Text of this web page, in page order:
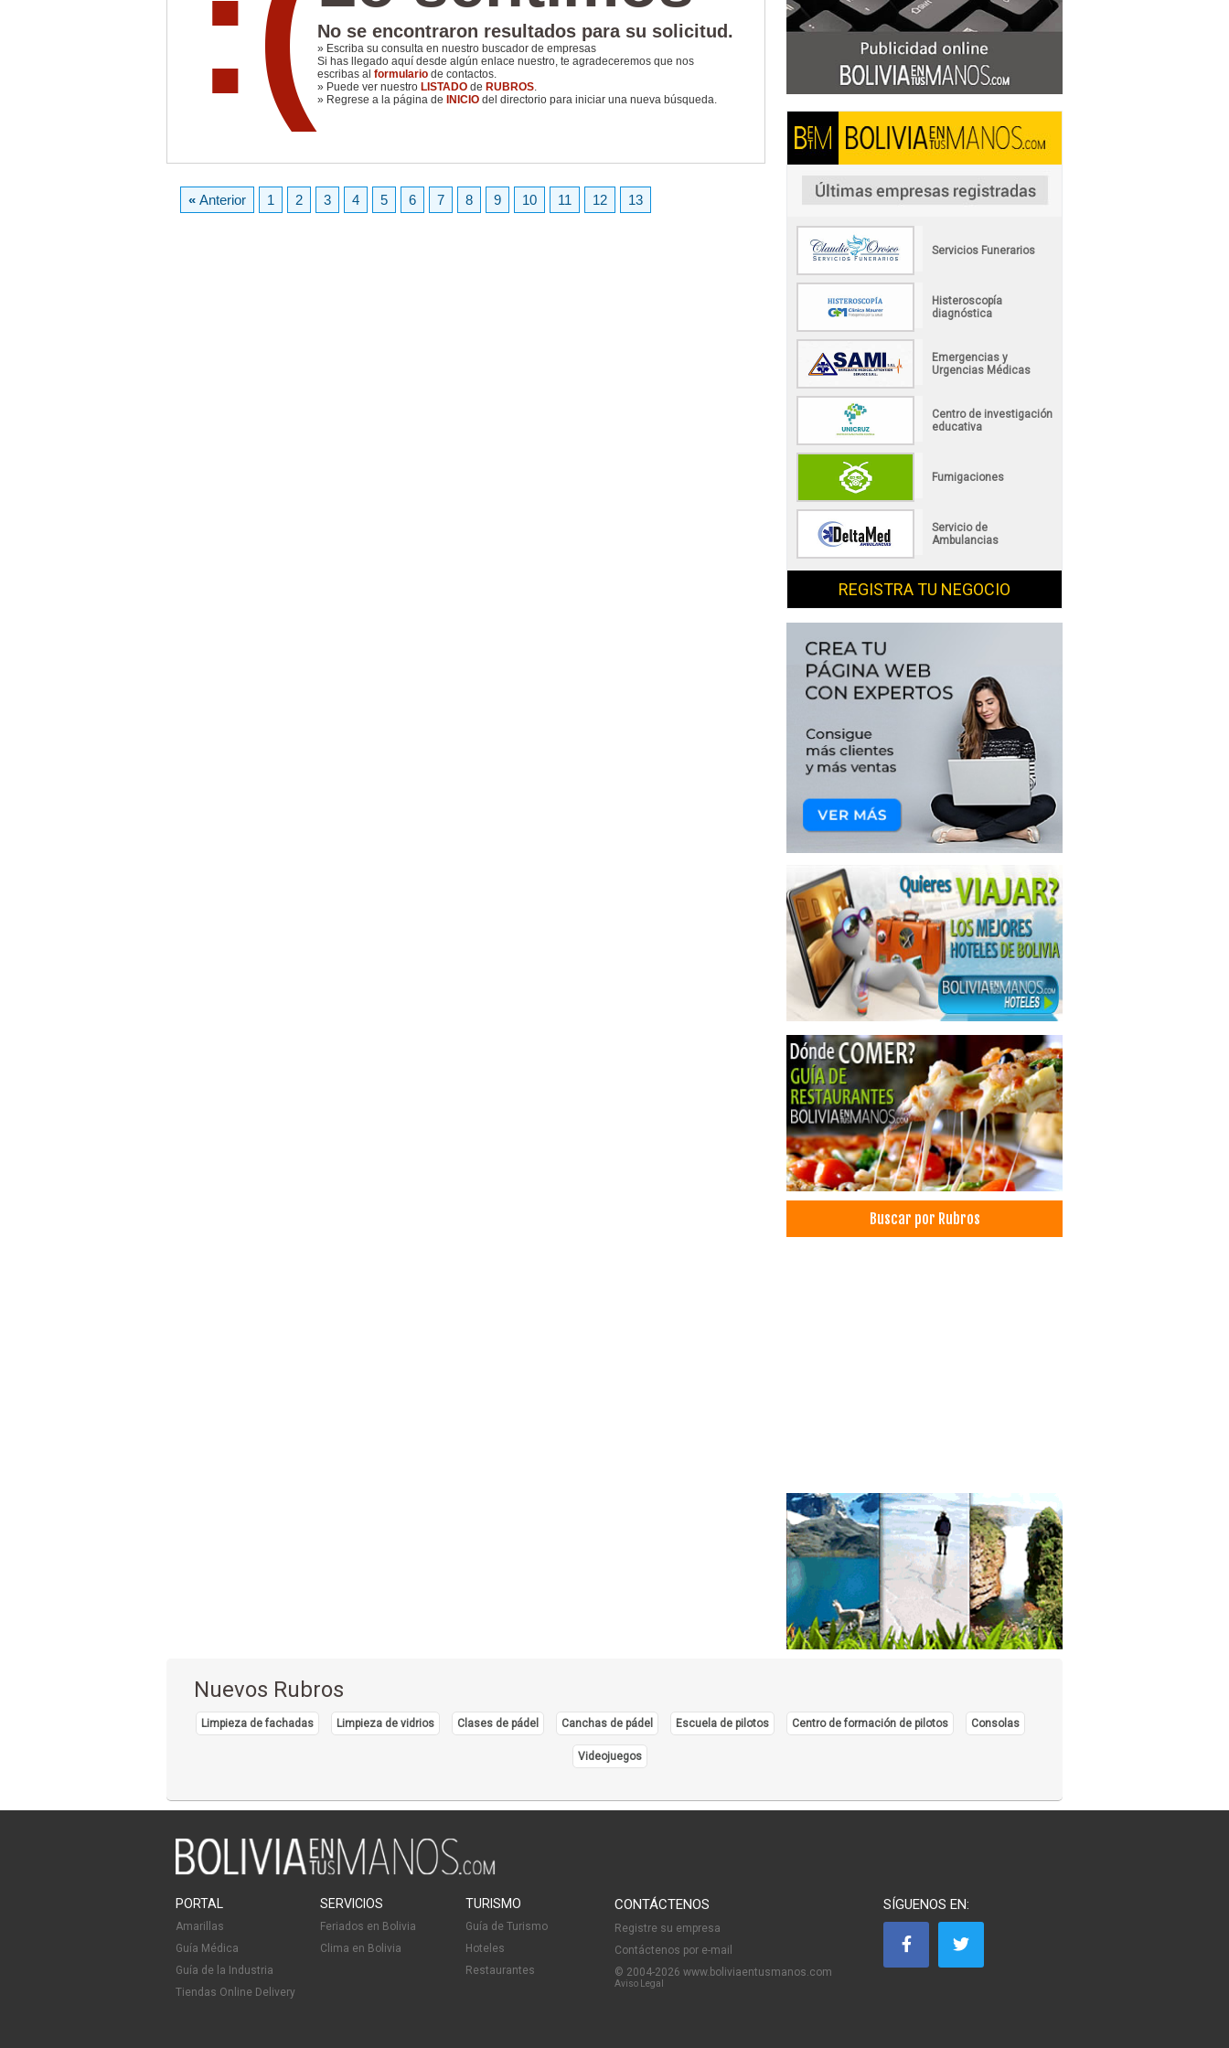
No se encontraron resultados para su solicitud.
» Escriba su consulta en nuestro buscador de empresas
Si has llegado aquí desde algún enlace nuestro, te agradeceremos que nos
escribas al formulario de contactos.
» Puede ver nuestro LISTADO de RUBROS.
» Regrese a la página de
INICIO del directorio para iniciar una nueva búsqueda.
« Anterior 1 2 3 4 5 6 7 8 9 10 11 12 13
Servicios Funerarios
Histeroscopía
diagnóstica
Emergencias y
Urgencias Médicas
Centro de investigación
educativa
Fumigaciones
Servicio de
Ambulancias
REGISTRA TU NEGOCIO
Buscar por Rubros
Nuevos Rubros
Limpieza de fachadas Limpieza de vidrios Clases de pádel Canchas de pádel Escuela de pilotos Centro de formación de pilotos Consolas
Videojuegos
PORTAL
Amarillas
Guía Médica
Guía de la Industria
Tiendas Online Delivery
SERVICIOS
Feriados en Bolivia
Clima en Bolivia
TURISMO
Guía de Turismo
Hoteles
Restaurantes
CONTÁCTENOS
Registre su empresa
Contáctenos por e-mail
© 2004-2026 www.boliviaentusmanos.com
Aviso Legal
SÍGUENOS EN: